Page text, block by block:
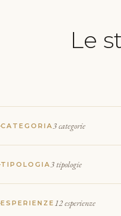
Le
CATEGORIA 3 categorie
TIPOLOGIA 3 tipologie
ESPERIENZE 12 esperienze